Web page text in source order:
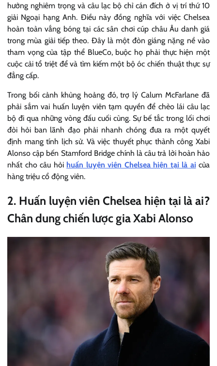
hưởng nghiêm trọng và câu lạc bộ chỉ cán đích ở vị trí thứ 10
giải Ngoại hạng Anh. Điều này đồng nghĩa với việc Chelsea
hoàn toàn vắng bóng tại các sân chơi cúp châu Âu danh giá
trong mùa giải tiếp theo. Đây là một đòn giáng nặng nề vào
tham vọng của tập thể BlueCo, buộc họ phải thực hiện một
cuộc cải tổ triệt để và tìm kiếm một bộ óc chiến thuật thực sự
đẳng cấp.
Trong bối cảnh khủng hoảng đó, trợ lý Calum McFarlane đã
phải sắm vai huấn luyện viên tạm quyền để chèo lái câu lạc
bộ đi qua những vòng đấu cuối cùng. Sự bế tắc trong lối chơi
đòi hỏi ban lãnh đạo phải nhanh chóng đưa ra một quyết
định mang tính lịch sử. Và việc thuyết phục thành công Xabi
Alonso cập bến Stamford Bridge chính là câu trả lời hoàn hảo
nhất cho câu hỏi huấn luyện viên Chelsea hiện tại là ai của
hàng triệu cổ động viên.
2. Huấn luyện viên Chelsea hiện tại là ai?
Chân dung chiến lược gia Xabi Alonso